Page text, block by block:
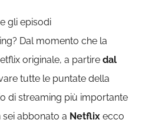
gli episodi
Dal momento che la
originale, a partiredal
tutte le puntate della
di streaming più importante
abbonato a Netflix ecco